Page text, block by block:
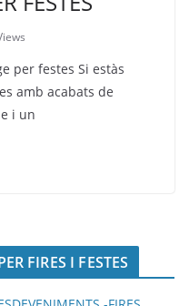
per festes Si estàs
amb acabats de
i un
FIRES I FESTES